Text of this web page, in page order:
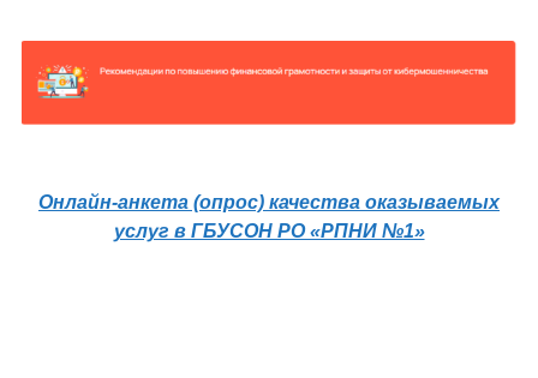
Онлайн-анкета (опрос) качества оказываемых
услуг в ГБУСОН РО «РПНИ №1»